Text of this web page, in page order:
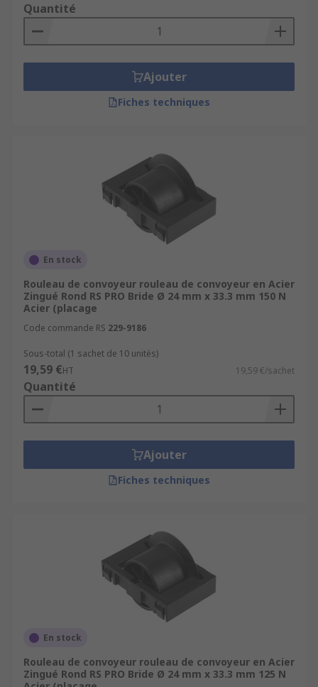
Quantité
Ajouter
Fiches techniques
En stock
Rouleau de convoyeur rouleau de convoyeur en Acier
Zingué Rond RS PRO Bride Ø 24 mm x 33.3 mm 150 N
Acier (placage
Code commande RS 229-9186
Sous-total (1 sachet de 10 unités)
19,59 €HT 19,59 €/sachet
Quantité
Ajouter
Fiches techniques
En stock
Rouleau de convoyeur rouleau de convoyeur en Acier
Zingué Rond RS PRO Bride Ø 24 mm x 33.3 mm 125 N